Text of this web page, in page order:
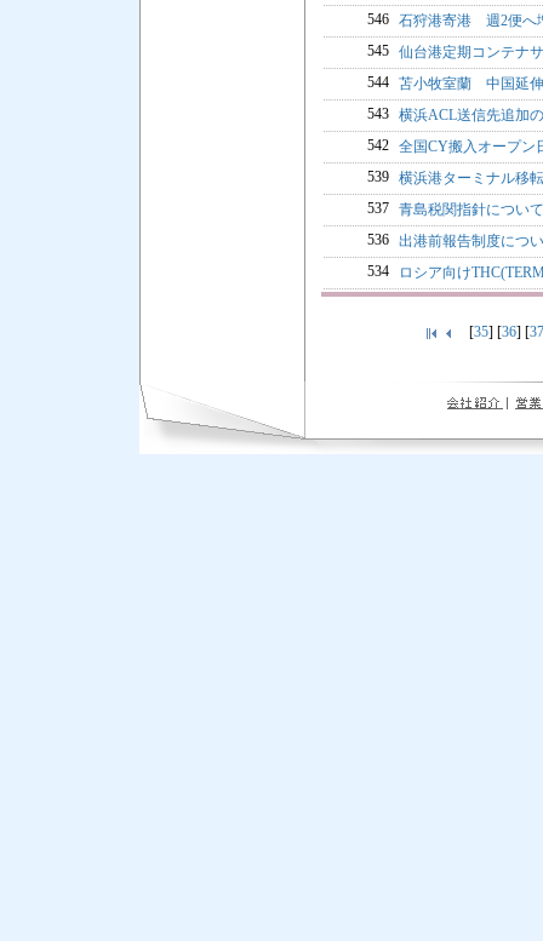
546
石狩港寄港 週2便へ
545
仙台港定期コンテ
544
苫小牧室蘭 中国延
543
横浜ACL送信先追加
542
全国CY搬入オープン
539
横浜港ターミナル移
537
青島税関指針につい
536
出港前報告制度につ
534
ロシア向け
[35] [36] [37